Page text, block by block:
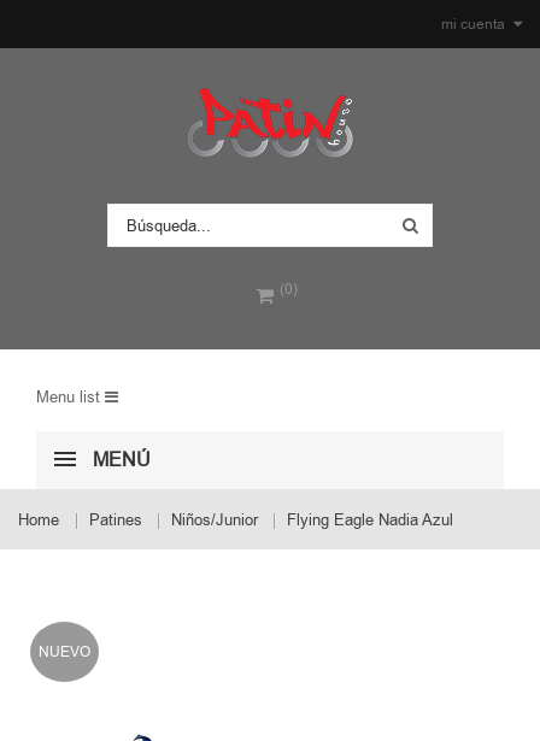
mi cuenta
(0)
Menu list
MENÚ
Home Patines Niños/Junior Flying Eagle Nadia Azul
NUEVO